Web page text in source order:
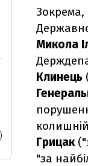
Зокрема,
Микола
Клинець
Грицак
"за